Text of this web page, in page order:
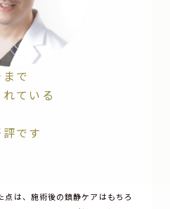
で
ている
です
点は、施術後の鎮静ケアはもちろ